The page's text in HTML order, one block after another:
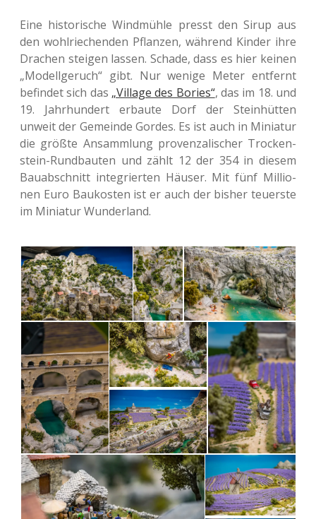
Eine his­to­ri­sche Wind­müh­le presst den Sirup aus
den wohl­rie­chen­den Pflan­zen, wäh­rend Kinder ihre
Dra­chen stei­gen lassen. Schade, dass es hier keinen
„Modell­ge­ruch“ gibt. Nur wenige Meter ent­fernt
befin­det sich das „Vil­la­ge des Bories“, das im 18. und
19. Jahr­hun­dert erbau­te Dorf der Stein­hüt­ten
unweit der Gemein­de Gordes. Es ist auch in Minia­tur
die größte Ansamm­lung pro­ven­za­li­scher Tro­cken­
stein-Rund­bau­ten und zählt 12 der 354 in diesem
Bau­ab­schnitt inte­grier­ten Häuser. Mit fünf Mil­lio­
nen Euro Bau­kos­ten ist er auch der bisher teu­ers­te
im Minia­tur Wunderland.